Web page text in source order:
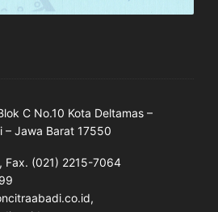
C No.10 Kota Deltamas –
– Jawa Barat 17550
Fax. (021) 2215-7064